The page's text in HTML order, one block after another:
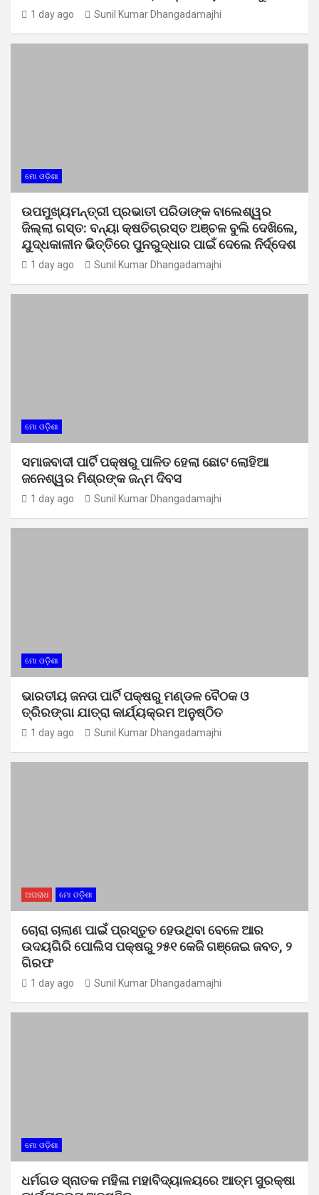
1 day ago Sunil Kumar Dhangadamajhi
ମୋ ଓଡ଼ିଶା
ଉପମୁଖ୍ୟମନ୍ତ୍ରୀ ପ୍ରଭାତୀ ପରିଡାଙ୍କ ବାଲେଶ୍ୱର
ଜିଲ୍ଲା ଗସ୍ତ: ବନ୍ୟା କ୍ଷତିଗ୍ରସ୍ତ ଅଞ୍ଚଳ ବୁଲି ଦେଖିଲେ,
ଯୁଦ୍ଧକାଳୀନ ଭିତ୍ତିରେ ପୁନରୁଦ୍ଧାର ପାଇଁ ଦେଲେ ନିର୍ଦ୍ଦେଶ
1 day ago Sunil Kumar Dhangadamajhi
ମୋ ଓଡ଼ିଶା
ସମାଜବାଦୀ ପାର୍ଟି ପକ୍ଷରୁ ପାଳିତ ହେଲା ଛୋଟ ଲୋହିଆ
ଜନେଶ୍ୱର ମିଶ୍ରଙ୍କ ଜନ୍ମ ଦିବସ
1 day ago Sunil Kumar Dhangadamajhi
ମୋ ଓଡ଼ିଶା
ଭାରତୀୟ ଜନତା ପାର୍ଟି ପକ୍ଷରୁ ମଣ୍ଡଳ ବୈଠକ ଓ
ତ୍ରିରଙ୍ଗା ଯାତ୍ରା କାର୍ଯ୍ୟକ୍ରମ ଅନୁଷ୍ଠିତ
1 day ago Sunil Kumar Dhangadamajhi
ଅପରାଧ ମୋ ଓଡ଼ିଶା
ଚୋରା ଚାଲାଣ ପାଇଁ ପ୍ରସ୍ତୁତ ହେଉଥିବା ବେଳେ ଆର
ଉଦୟଗିରି ପୋଲିସ ପକ୍ଷରୁ ୨୫୧ କେଜି ଗଞ୍ଜେଇ ଜବତ, ୨
ଗିରଫ
1 day ago Sunil Kumar Dhangadamajhi
ମୋ ଓଡ଼ିଶା
ଧର୍ମଗଡ ସ୍ନାତକ ମହିଳା ମହାବିଦ୍ୟାଳୟରେ ଆତ୍ମ ସୁରକ୍ଷା